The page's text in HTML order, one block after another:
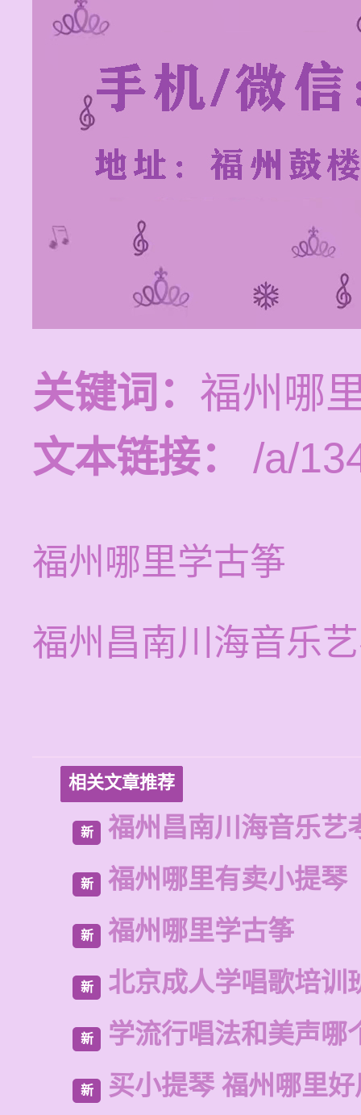
关键词： 福州哪
文本链接：
/a/
福州哪里学古筝
福州昌南川海音乐
相关文章推荐
新 福州昌南川海音乐艺
新 福州哪里有卖小提琴
新 福州哪里学古筝
新 北京成人学唱歌培训
新 学流行唱法和美声哪
新 买小提琴 福州哪里